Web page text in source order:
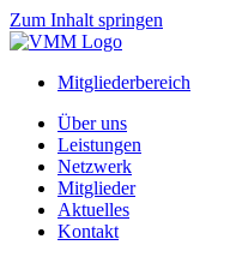
Zum Inhalt springen
Mitgliederbereich
Über uns
Leistungen
Netzwerk
Mitglieder
Aktuelles
Kontakt